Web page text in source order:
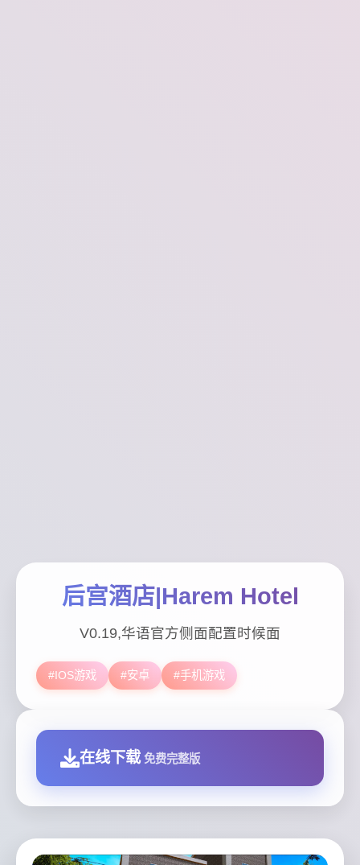
后宫酒店|Harem Hotel
V0.19,华语官方侧面配置时候面
#IOS游戏 #安卓 #手机游戏
在线下载 免费完整版